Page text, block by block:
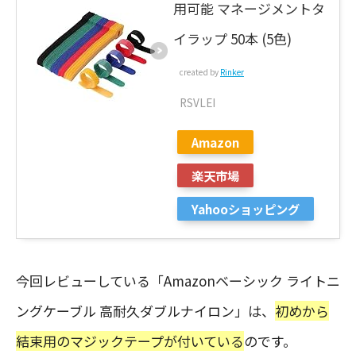
用可能 マネージメントタ
イラップ 50本 (5色)
created by Rinker
RSVLEI
Amazon
楽天市場
Yahooショッピング
今回レビューしている「Amazonベーシック ライトニ
ングケーブル 高耐久ダブルナイロン」は、 初めから
結束用のマジックテープが付いているのです。